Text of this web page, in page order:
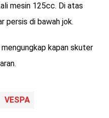
mesin 125cc. Di atas
persis di bawah jok.
kapan skuter
VESPA